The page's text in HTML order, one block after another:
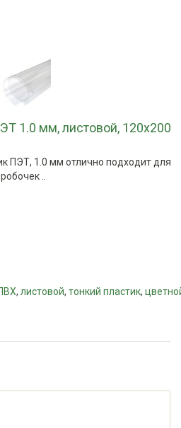
1.0 мм, листовой, 120х200
ПЭТ, 1.0 мм отлично подходит для
..
, листовой, тонкий пластик,